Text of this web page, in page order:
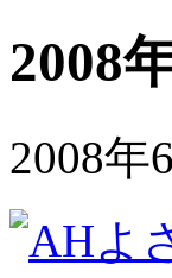
2008
2008年